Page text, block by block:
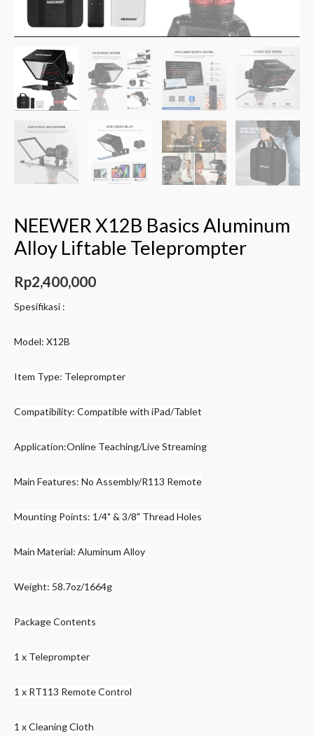
NEEWER X12B Basics Aluminum
Alloy Liftable Teleprompter
Rp2,400,000
Spesifikasi :
Model: X12B
Item Type: Teleprompter
Compatibility: Compatible with iPad/Tablet
Application:Online Teaching/Live Streaming
Main Features: No Assembly/R113 Remote
Mounting Points: 1/4" & 3/8" Thread Holes
Main Material: Aluminum Alloy
Weight: 58.7oz/1664g
Package Contents
1 x Teleprompter
1 x RT113 Remote Control
1 x Cleaning Cloth